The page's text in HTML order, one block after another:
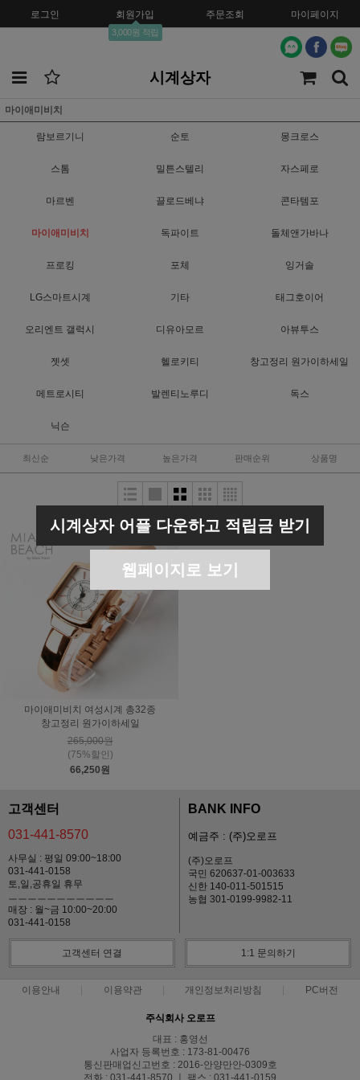
로그인 회원가입
3,000원 적립
주문조회 마이페이지
시계상자
마이애미비치
람보르기니 순토 몽크로스
스톰 밀튼스텔리 자스페로
마르벤 끌로드베냐 콘타템포
마이애미비치 독파이트 돌체앤가바나
프로킹 포체 잉거솔
LG스마트시계 기타 태그호이어
오리엔트 갤럭시 디유아모르 아뷰투스
젯셋 헬로키티 창고정리 원가이하세일
메트로시티 발렌티노루디 독스
닉슨
최신순 낮은가격 높은가격 판매순위 상품명
마이애미비치 여성시계 총32종
창고정리 원가이하세일
265,000원
(75%할인)
66,250원
고객센터
031-441-8570
사무실 : 평일 09:00~18:00
031-441-0158
토,일,공휴일 휴무
ㅡㅡㅡㅡㅡㅡㅡㅡㅡㅡㅡ
매장 : 월~금 10:00~20:00
031-441-0158
BANK INFO
예금주 : (주)오로프
(주)오로프
국민 620637-01-003633
신한 140-011-501515
농협 301-0199-9982-11
고객센터 연결 1:1 문의하기
이용안내 이용약관 개인정보처리방침 PC버전
주식회사 오로프
대표 : 홍영선
사업자 등록번호 : 173-81-00476
통신판매업신고번호 : 2016-안양만안-0309호
전화 : 031-441-8570 ㅣ 팩스 : 031-441-0159
시계상자 어플 다운하고 적립금 받기
웹페이지로 보기